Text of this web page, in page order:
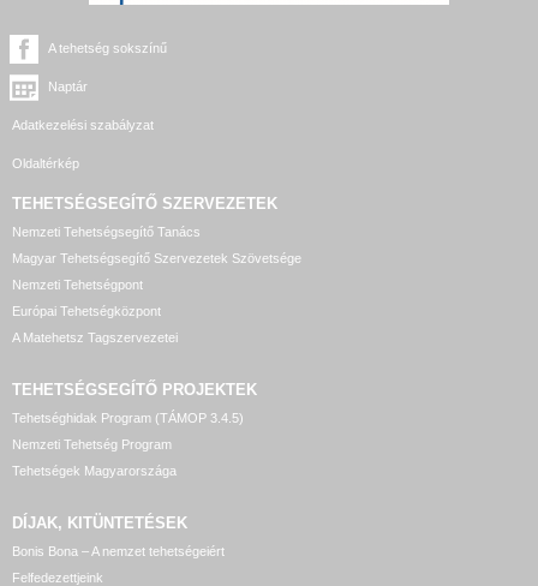
A tehetség sokszínű
Naptár
Adatkezelési szabályzat
Oldaltérkép
TEHETSÉGSEGÍTŐ SZERVEZETEK
Nemzeti Tehetségsegítő Tanács
Magyar Tehetségsegítő Szervezetek Szövetsége
Nemzeti Tehetségpont
Európai Tehetségközpont
A Matehetsz Tagszervezetei
TEHETSÉGSEGÍTŐ PROJEKTEK
Tehetséghidak Program (TÁMOP 3.4.5)
Nemzeti Tehetség Program
Tehetségek Magyarországa
DÍJAK, KITÜNTETÉSEK
Bonis Bona – A nemzet tehetségeiért
Felfedezettjeink